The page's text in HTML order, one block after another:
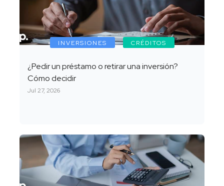
INVERSIONES CRÉDITOS
¿Pedir un préstamo o retirar una inversión?
Cómo decidir
Jul 27, 2026